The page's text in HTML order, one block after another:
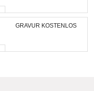
GRAVUR KOSTENLOS